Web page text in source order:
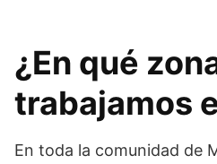
¿En qué
trabajamos
En toda la comunidad de